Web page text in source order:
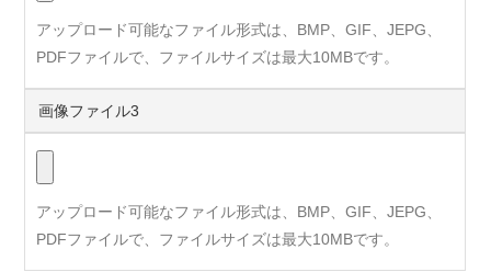
アップロード可能なファイル形式は、BMP、GIF、JEPG、
PDFファイルで、ファイルサイズは最大10MBです。
画像ファイル3
アップロード可能なファイル形式は、BMP、GIF、JEPG、
PDFファイルで、ファイルサイズは最大10MBです。